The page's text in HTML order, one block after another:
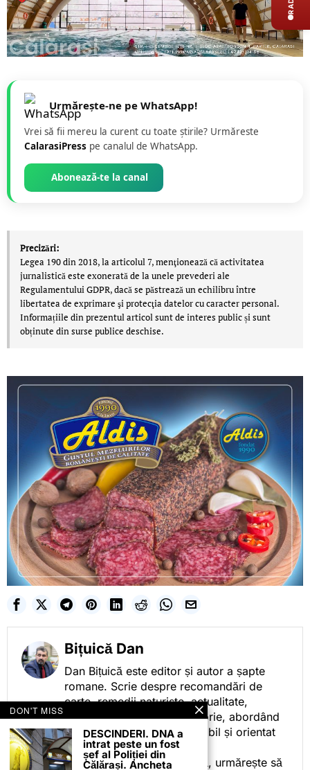
Urmărește-ne pe WhatsApp!
Vrei să fii mereu la curent cu toate știrile? Urmăreste
CalarasiPress pe canalul de WhatsApp.
Abonează-te la canal
Precizări:
Legea 190 din 2018, la articolul 7, menţionează că activitatea
jurnalistică este exonerată de la unele prevederi ale
Regulamentului GDPR, dacă se păstrează un echilibru între
libertatea de exprimare şi protecţia datelor cu caracter personal.
Informațiile din prezentul articol sunt de interes public și sunt
obținute din surse publice deschise.
Bițuică Dan
Dan Bițuică este editor și autor a șapte
romane. Scrie despre recomandări de
carte, remedii naturiste, actualitate,
cotidian politic, sport și istorie, abordând
subiectele într-un stil accesibil și orientat
spre informare.
Prin activitatea sa editorială, urmărește să
DON'T MISS
DESCINDERI. DNA a
intrat peste un fost
șef al Poliției din
Călărași. Ancheta